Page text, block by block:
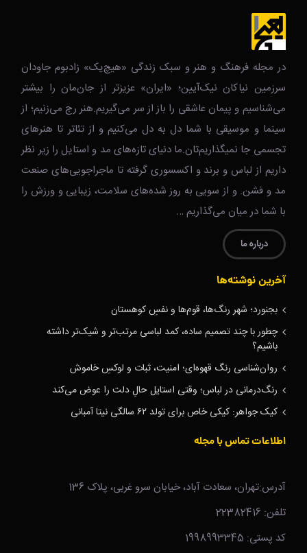
در مجله فرهنگ و هنر و سبک زندگی‌ «هیچ‌یک» زادبوم جاودان
سرزمین نیاکان نیک‌‌‌آیین؛ «ایران» عزیزتر از جان‌مان را بیشتر
می‌شناسیم و پیمان عاشقی را باز از سر می‌گیریم.هنر رج می‌زنیم؛ از
سینما و موسیقی با شما دل به دل می‌کنیم و از تئاتر تا هنرهای
تجسمی جا نمیگذاریم‌تان.ما دنیای تازه‌های مد و استایل را زیر نظر
داریم از لباس و برند و اکسسوری گرفته تا ماجراجویی‌های صنعت
مد و فشن. و از سویی به روز شده‌های سلامت، زیبایی و ورزش را
با شما در میان می‌گذاریم …
درباره ما
آخرین نوشته‌ها
بجنورد؛ شهر رنگ‌ها، قوم‌ها و نفسِ کوهستان
چطور با چند تصمیم ساده، کمد لباسی مرتب‌تر و شیک‌تر داشته
باشیم؟
روان‌شناسی رنگ قهوه‌ای؛ امنیت، ثبات و لوکسِ خاموش
رنگ‌درمانی در لباس؛ وقتی استایل حالِ دلت را عوض می‌کند
کیک جواهر: کیکی خاص برای تولد ۶۲ سالگی نیتا آمبانی
اطلاعات تماس با مجله
آدرس:تهران، سعادت آباد، خیابان سرو غربی، پلاک 136
تلفن: 22382416
کد پستی: 1998993345